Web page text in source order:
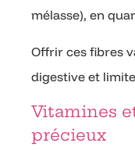
mélasse), en
Offrir ces fibres
digestive et
Vitamines
précieux